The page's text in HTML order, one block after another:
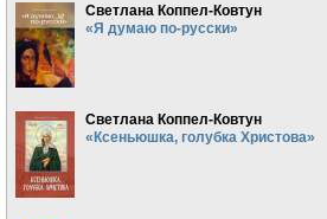
Светлана Коппел-Ковтун
«Я думаю по-русски»
Светлана Коппел-Ковтун
«Ксеньюшка, голубка Христова»